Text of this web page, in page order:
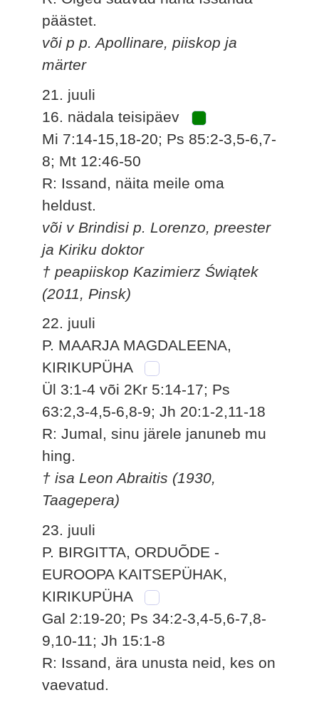
päästet.
või p p. Apollinare, piiskop ja
märter
21. juuli
16. nädala teisipäev
Mi 7:14-15,18-20; Ps 85:2-3,5-6,7-
8; Mt 12:46-50
R: Issand, näita meile oma
heldust.
või v Brindisi p. Lorenzo, preester
ja Kiriku doktor
† peapiiskop Kazimierz Świątek
(2011, Pinsk)
22. juuli
P. MAARJA MAGDALEENA,
KIRIKUPÜHA
Ül 3:1-4 või 2Kr 5:14-17; Ps
63:2,3-4,5-6,8-9; Jh 20:1-2,11-18
R: Jumal, sinu järele januneb mu
hing.
† isa Leon Abraitis (1930,
Taagepera)
23. juuli
P. BIRGITTA, ORDUÕDE -
EUROOPA KAITSEPÜHAK,
KIRIKUPÜHA
Gal 2:19-20; Ps 34:2-3,4-5,6-7,8-
9,10-11; Jh 15:1-8
R: Issand, ära unusta neid, kes on
vaevatud.